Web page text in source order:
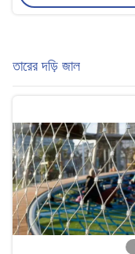
তারের দড়ি জাল